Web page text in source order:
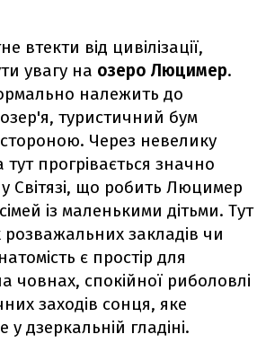
втекти від цивілізації,
увагу на озеро Люцимер.
належить до
туристичний бум
Через невелику
прогрівається значно
Світязі, що робить Люцимер
із маленькими дітьми. Тут
розважальних закладів чи
є простір для
човнах, спокійної риболовлі
заходів сонця, яке
у дзеркальній гладіні.